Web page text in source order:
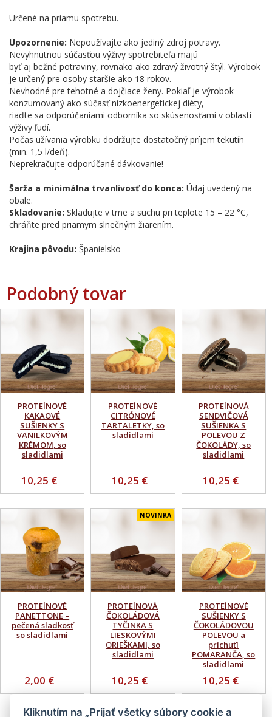
Určené na priamu spotrebu.
Upozornenie: Nepoužívajte ako jediný zdroj potravy.
Nevyhnutnou súčasťou výživy spotrebiteľa majú
byť aj bežné potraviny, rovnako ako zdravý životný štýl. Výrobok
je určený pre osoby staršie ako 18 rokov.
Nevhodné pre tehotné a dojčiace ženy. Pokiaľ je výrobok
konzumovaný ako súčasť nízkoenergetickej diéty,
riaďte sa odporúčaniami odborníka so skúsenosťami v oblasti
výživy ľudí.
Počas užívania výrobku dodržujte dostatočný príjem tekutín
(min. 1,5 l/deň).
Neprekračujte odporúčané dávkovanie!
Šarža a minimálna trvanlivosť do konca: Údaj uvedený na
obale.
Skladovanie: Skladujte v tme a suchu pri teplote 15 – 22 °C,
chráňte pred priamym slnečným žiarením.
Krajina pôvodu: Španielsko
Podobný tovar
PROTEÍNOVÉ
KAKAOVÉ
SUŠIENKY S
VANILKOVÝM
KRÉMOM, so
sladidlami
10,25 €
PROTEÍNOVÉ
CITRÓNOVÉ
TARTALETKY, so
sladidlami
10,25 €
PROTEÍNOVÁ
SENDVIČOVÁ
SUŠIENKA S
POLEVOU Z
ČOKOLÁDY, so
sladidlami
10,25 €
PROTEÍNOVÉ
PANETTONE –
pečená sladkosť
so sladidlami
2,00 €
NOVINKA
PROTEÍNOVÁ
ČOKOLÁDOVÁ
TYČINKA S
LIESKOVÝMI
ORIEŠKAMI, so
sladidlami
10,25 €
PROTEÍNOVÉ
SUŠIENKY S
ČOKOLÁDOVOU
POLEVOU a
príchuťí
POMARANČA, so
sladidlami
10,25 €
Kliknutím na „Prijať všetky súbory cookie a